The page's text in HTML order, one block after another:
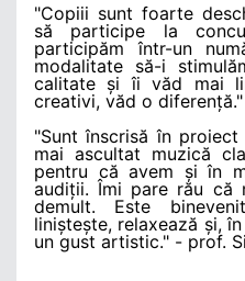
"Copiii sunt foarte
să participe la
participăm într-un
modalitate să-i
calitate și îi văd mai
creativi, văd o
"Sunt înscrisă în
mai ascultat muzică
pentru că avem și în
audiții. Îmi pare rău că
demult. Este
liniștește, relaxează și,
un gust artistic." - prof.